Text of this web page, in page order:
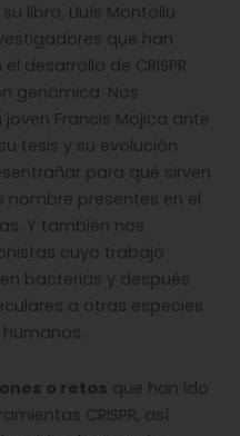
libro, Lluís Montoliu
que han
desarrollo de CRISPR
genómica. Nos
Francis Mojica ante
tesis y su evolución
para qué sirven
nombre presentes en el
Y también nos
cuyo trabajo
bacterias y después
a otras especies
o retos que han ido
CRISPR, así